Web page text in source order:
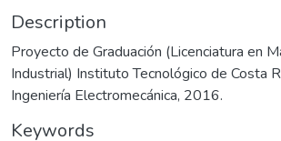
Description
Proyecto de Graduación (Licenciatura en
Industrial) Instituto Tecnológico de Costa
Ingeniería Electromecánica, 2016.
Keywords